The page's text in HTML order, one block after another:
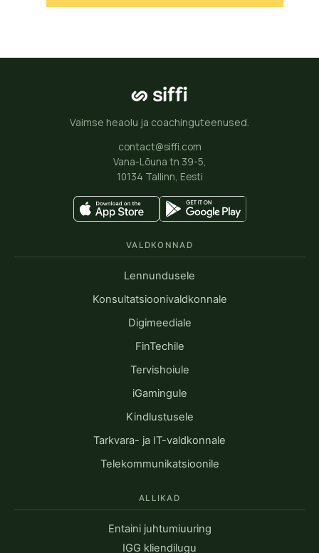
Vaimse heaolu ja coachinguteenused.
contact@siffi.com
Vana-Lõuna tn 39-5,
10134 Tallinn, Eesti
VALDKONNAD
Lennundusele
Konsultatsioonivaldkonnale
Digimeediale
FinTechile
Tervishoiule
iGamingule
Kindlustusele
Tarkvara- ja IT-valdkonnale
Telekommunikatsioonile
ALLIKAD
Entaini juhtumiuuring
IGG kliendilugu